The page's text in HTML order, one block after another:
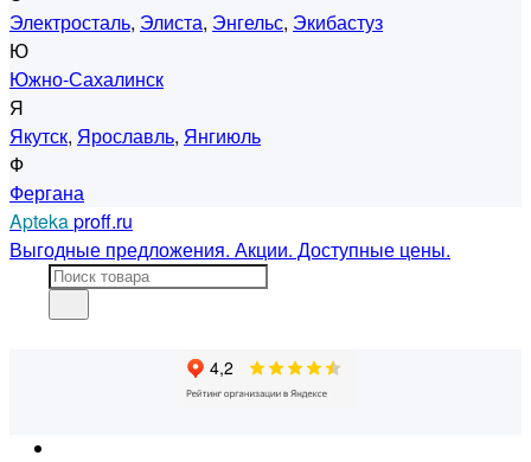
Электросталь, Элиста, Энгельс, Экибастуз
Ю
Южно-Сахалинск
Я
Якутск, Ярославль, Янгиюль
Ф
Фергана
Aptekaproff.ru
Выгодные предложения. Акции. Доступные цены.